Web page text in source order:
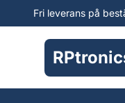
Fri leverans på